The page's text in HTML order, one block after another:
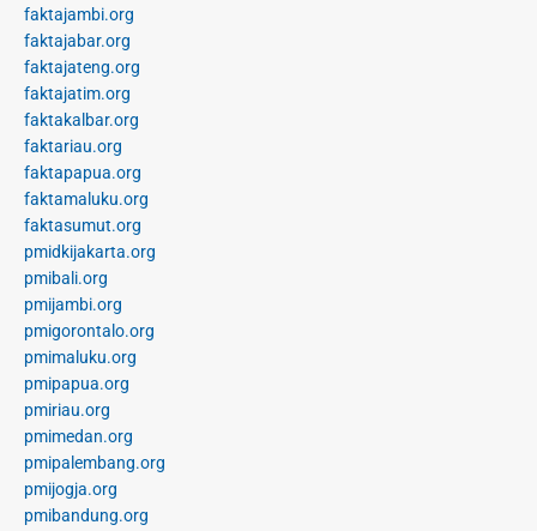
faktajambi.org
faktajabar.org
faktajateng.org
faktajatim.org
faktakalbar.org
faktariau.org
faktapapua.org
faktamaluku.org
faktasumut.org
pmidkijakarta.org
pmibali.org
pmijambi.org
pmigorontalo.org
pmimaluku.org
pmipapua.org
pmiriau.org
pmimedan.org
pmipalembang.org
pmijogja.org
pmibandung.org